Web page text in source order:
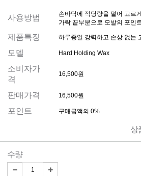
사용방법
손바닥에 적당량을 덜어 고르
가락 끝부분으로 모발의 포인
제품특징 하루종일 강력하고 손상 없는
모델 Hard Holding Wax
소비자가
격
16,500원
판매가격 16,500원
포인트 구매금액의 0%
상
수량